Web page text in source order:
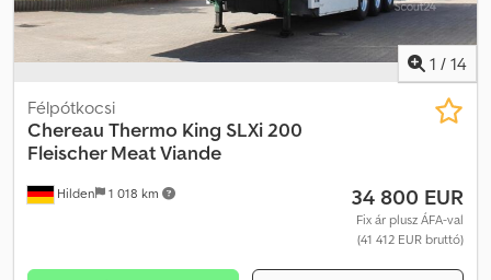
1 / 14
Hilden 1 018 km
Félpótkocsi
Chereau Thermo King SLXi 200
Fleischer Meat Viande
34 800 EUR
Fix ár plusz ÁFA-val
(41 412 EUR bruttó)